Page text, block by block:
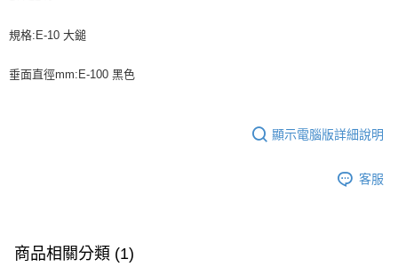
規格:E-10 大鎚
垂面直徑mm:E-100 黑色
顯示電腦版詳細說明
客服
商品相關分類 (1)